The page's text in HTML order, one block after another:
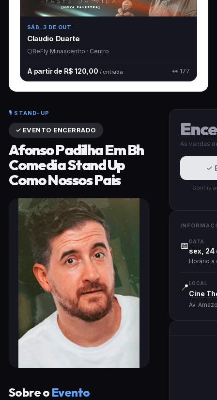
SÁB, 3 DE OUT
Claudio Duarte
BeFly Minascentro · Centro
A partir de R$ 120,00 / entrada 👀 177
🎙️ STAND-UP
✓ EVENTO ENCERRADO
Afonso Padilha Em Bh
Comedia Stand Up
Como Nossos Pais
Sobre o Evento
As vendas
✓
Confira
📅DATA
sex, 24
Horário a
📍LOCAL
Cine
Av.